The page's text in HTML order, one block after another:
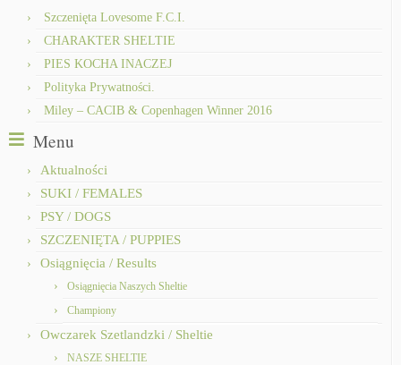
Szczenięta Lovesome F.C.I.
CHARAKTER SHELTIE
PIES KOCHA INACZEJ
Polityka Prywatności.
Miley – CACIB & Copenhagen Winner 2016
Menu
Aktualności
SUKI / FEMALES
PSY / DOGS
SZCZENIĘTA / PUPPIES
Osiągnięcia / Results
Osiągnięcia Naszych Sheltie
Championy
Owczarek Szetlandzki / Sheltie
NASZE SHELTIE